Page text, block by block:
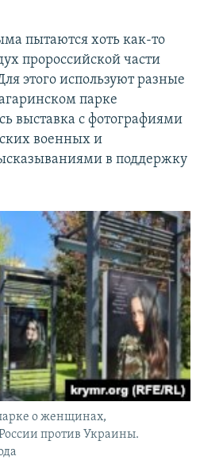
пытаются хоть как-то
пророссийской части
этого используют разные
парке
выставка с фотографиями
военных и
в поддержку
о женщинах,
против Украины.